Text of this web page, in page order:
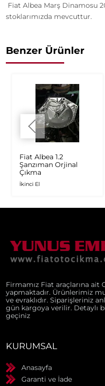
Fiat Albea Marş Dinamosu
stoklarımızda mevcuttur.
Benzer Ürünler
Fiat Albea 1.2
Şanzıman Orjinal
Çıkma
İkinci El
Firmamız Fiat araçlarına ait
yapmaktadır. Ürünlerimiz
ve evraklıdır. Siparişleriniz
gün kargoya verilir. Detaylı
geçiniz
KURUMSAL
Anasayfa
Garanti ve İade